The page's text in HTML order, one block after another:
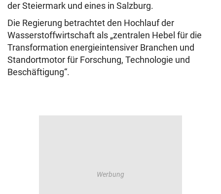
der Steiermark und eines in Salzburg.
Die Regierung betrachtet den Hochlauf der
Wasserstoffwirtschaft als „zentralen Hebel für die
Transformation energieintensiver Branchen und
Standortmotor für Forschung, Technologie und
Beschäftigung“.